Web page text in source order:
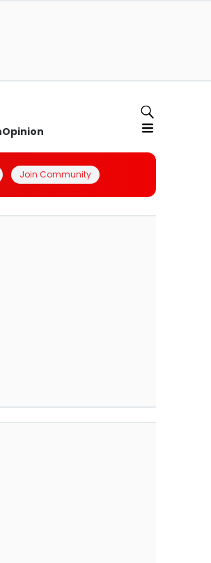
Opinion
Join Community